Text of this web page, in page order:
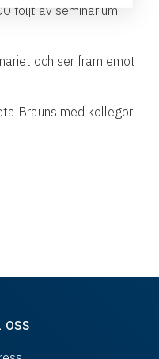
följt av seminarium
och ser fram emot
Brauns med kollegor!
oss